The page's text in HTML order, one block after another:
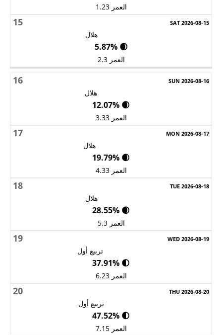
العمر 1.23
15
هلال
🌒 5.87%
العمر 2.3
16
هلال
🌒 12.07%
العمر 3.33
17
هلال
🌒 19.79%
العمر 4.33
18
هلال
🌒 28.55%
العمر 5.3
19
تربيع أول
🌓 37.91%
العمر 6.23
20
تربيع أول
🌓 47.52%
العمر 7.15